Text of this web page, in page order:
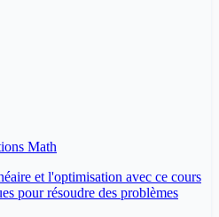
Math
et l'optimisation avec ce cours
pour résoudre des problèmes